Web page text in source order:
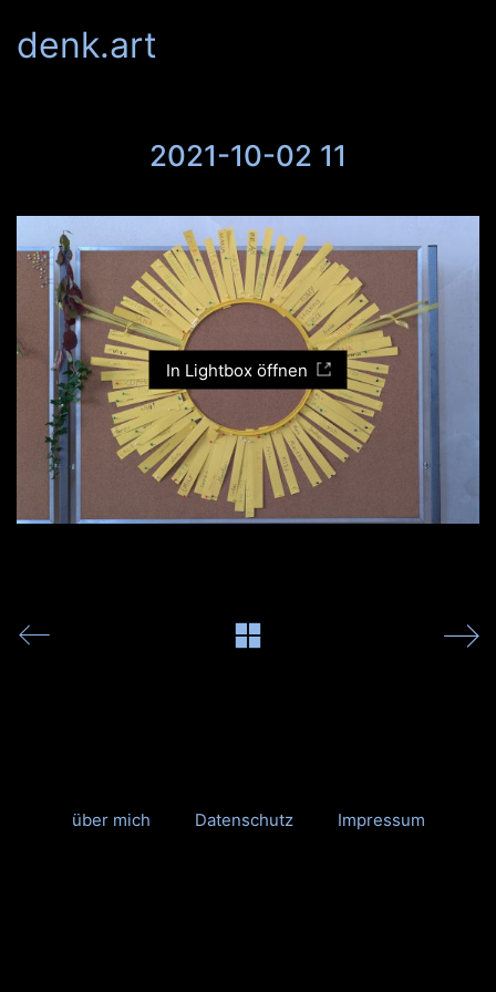
denk.art
2021-10-02 11
In Lightbox öffnen
über mich Datenschutz Impressum